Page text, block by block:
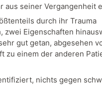
aus seiner Vergangenheit
durch ihr Trauma
Eigenschaften
gut getan, abgesehen
zu einem der anderen
nichts gegen